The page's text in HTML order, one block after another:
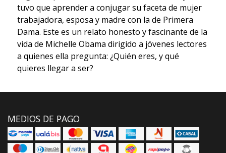
tuvo que aprender a conjugar su faceta de mujer
trabajadora, esposa y madre con la de Primera
Dama. Este es un relato honesto y fascinante de la
vida de Michelle Obama dirigido a jóvenes lectores
a quienes ella pregunta: ¿Quién eres, y qué
quieres llegar a ser?
MEDIOS DE PAGO